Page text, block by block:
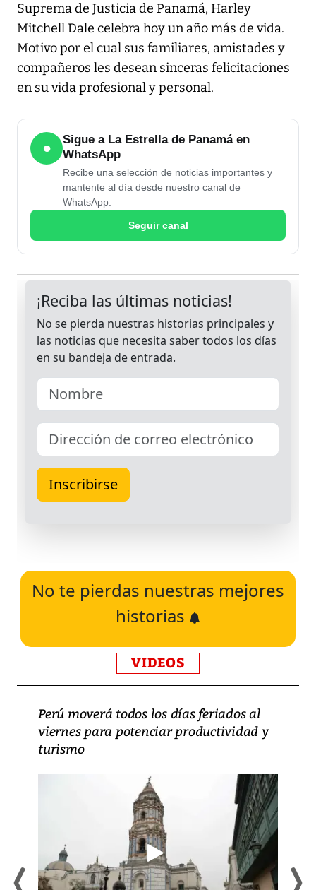
Suprema de Justicia de Panamá, Harley
Mitchell Dale celebra hoy un año más de vida.
Motivo por el cual sus familiares, amistades y
compañeros les desean sinceras felicitaciones
en su vida profesional y personal.
●
Sigue a La Estrella de Panamá en
WhatsApp
Recibe una selección de noticias importantes y
mantente al día desde nuestro canal de
WhatsApp.
Seguir canal
No te pierdas nuestras mejores
historias
VIDEOS
Perú moverá todos los días feriados al
viernes para potenciar productividad y
turismo